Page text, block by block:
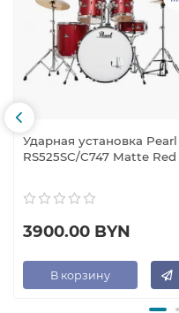
Ударная установка Pearl
RS525SC/C747 Matte Red
3900.00 BYN
В корзину